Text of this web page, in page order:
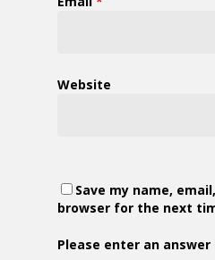
Website
Save my name,
browser for the next
Please enter an